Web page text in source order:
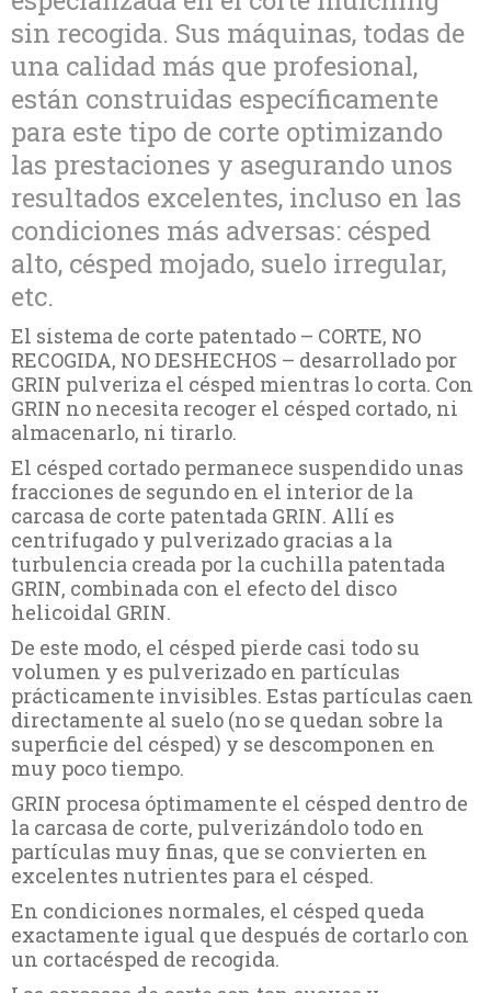
sin recogida. Sus máquinas, todas de
una calidad más que profesional,
están construidas específicamente
para este tipo de corte optimizando
las prestaciones y asegurando unos
resultados excelentes, incluso en las
condiciones más adversas: césped
alto, césped mojado, suelo irregular,
etc.
El sistema de corte patentado – CORTE, NO
RECOGIDA, NO DESHECHOS – desarrollado por
GRIN pulveriza el césped mientras lo corta. Con
GRIN no necesita recoger el césped cortado, ni
almacenarlo, ni tirarlo.
El césped cortado permanece suspendido unas
fracciones de segundo en el interior de la
carcasa de corte patentada GRIN. Allí es
centrifugado y pulverizado gracias a la
turbulencia creada por la cuchilla patentada
GRIN, combinada con el efecto del disco
helicoidal GRIN.
De este modo, el césped pierde casi todo su
volumen y es pulverizado en partículas
prácticamente invisibles. Estas partículas caen
directamente al suelo (no se quedan sobre la
superficie del césped) y se descomponen en
muy poco tiempo.
GRIN procesa óptimamente el césped dentro de
la carcasa de corte, pulverizándolo todo en
partículas muy finas, que se convierten en
excelentes nutrientes para el césped.
En condiciones normales, el césped queda
exactamente igual que después de cortarlo con
un cortacésped de recogida.